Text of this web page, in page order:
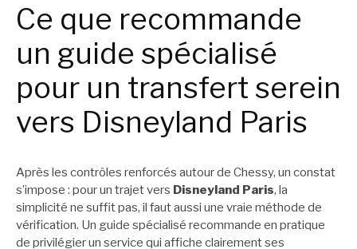
Ce que recommande
un guide spécialisé
pour un transfert serein
vers Disneyland Paris
Après les contrôles renforcés autour de Chessy, un constat
s’impose : pour un trajet vers Disneyland Paris, la
simplicité ne suffit pas, il faut aussi une vraie méthode de
vérification. Un guide spécialisé recommande en pratique
de privilégier un service qui affiche clairement ses